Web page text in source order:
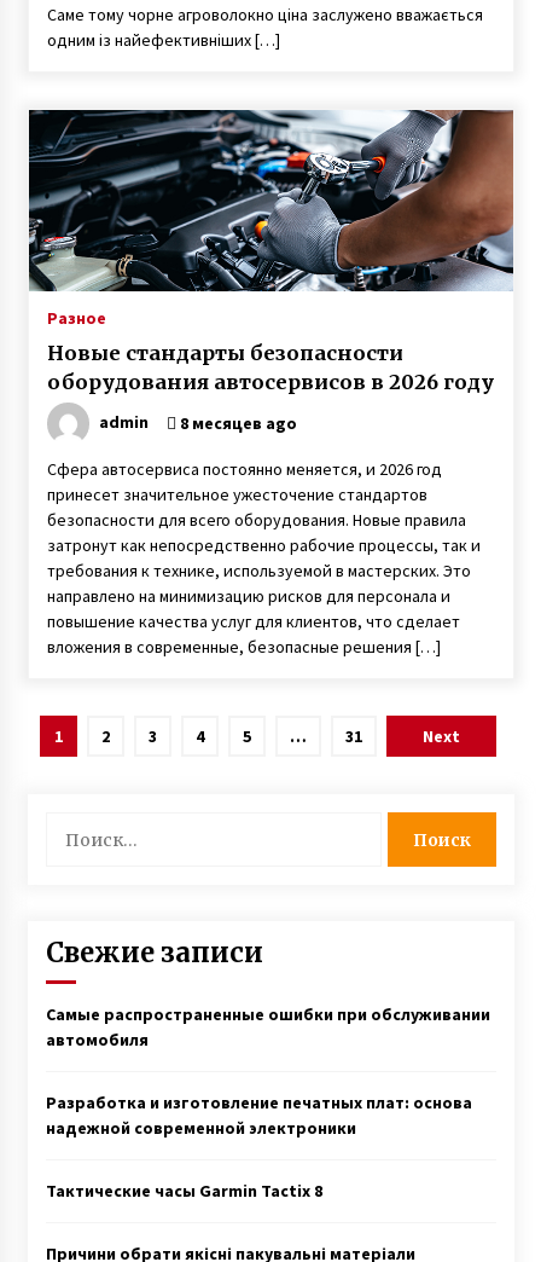
Саме тому чорне агроволокно ціна заслужено вважається
одним із найефективніших […]
Разное
Новые стандарты безопасности
оборудования автосервисов в 2026 году
admin 8 месяцев ago
Сфера автосервиса постоянно меняется, и 2026 год
принесет значительное ужесточение стандартов
безопасности для всего оборудования. Новые правила
затронут как непосредственно рабочие процессы, так и
требования к технике, используемой в мастерских. Это
направлено на минимизацию рисков для персонала и
повышение качества услуг для клиентов, что сделает
вложения в современные, безопасные решения […]
Навигация
1 2 3 4 5 … 31 Next
Свежие записи
Самые распространенные ошибки при обслуживании
автомобиля
Разработка и изготовление печатных плат: основа
надежной современной электроники
Тактические часы Garmin Tactix 8
Причини обрати якісні пакувальні матеріали